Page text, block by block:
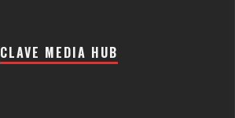
CLAVE MEDIA HUB